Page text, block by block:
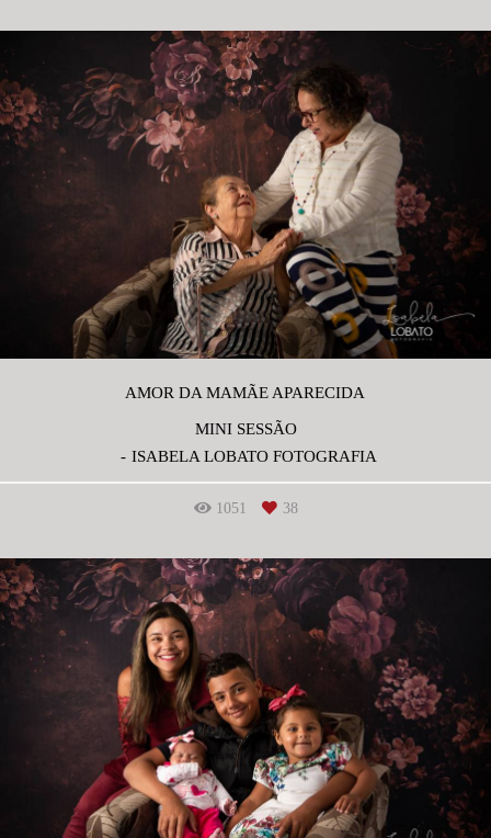
AMOR DA MAMÃE APARECIDA
MINI SESSÃO
ISABELA LOBATO FOTOGRAFIA
1051 38